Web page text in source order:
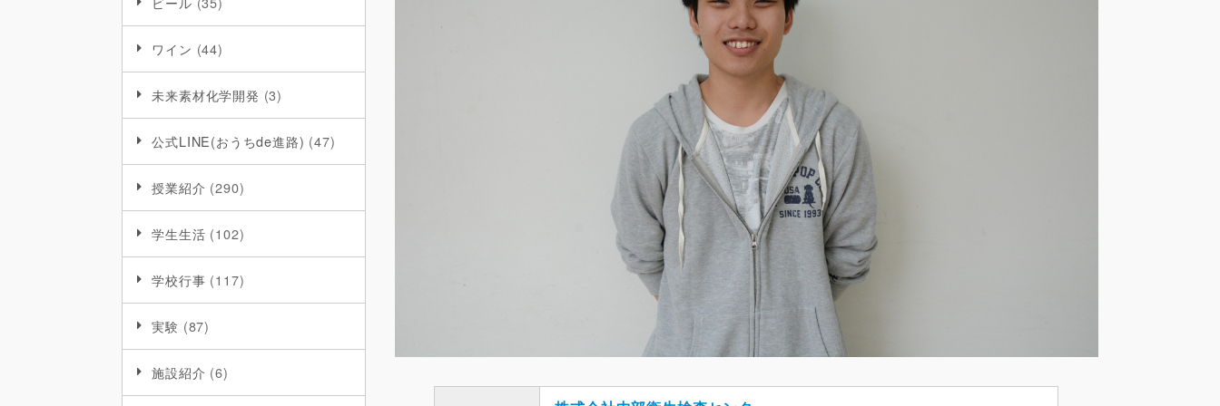
ワイン (44)
未来素材化学開発 (3)
公式LINE(おうちde進路) (47)
授業紹介 (290)
学生生活 (102)
学校行事 (117)
実験 (87)
施設紹介 (6)